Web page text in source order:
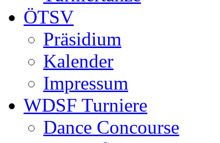
ÖTSV
Präsidium
Kalender
Impressum
WDSF Turniere
Dance Concourse